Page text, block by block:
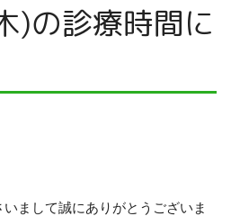
)の診療時間に
まして誠にありがとうございま